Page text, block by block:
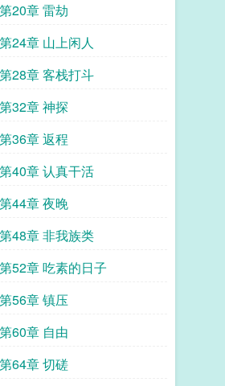
第20章 雷劫
第24章 山上闲人
第28章 客栈打斗
第32章 神探
第36章 返程
第40章 认真干活
第44章 夜晚
第48章 非我族类
第52章 吃素的日子
第56章 镇压
第60章 自由
第64章 切磋